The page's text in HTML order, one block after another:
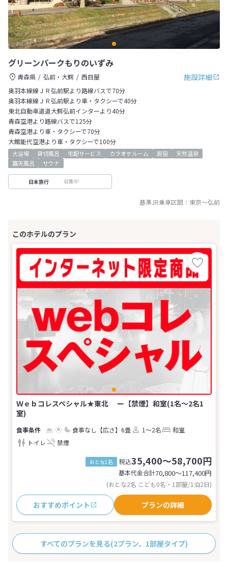
グリーンパークもりのいずみ
施設詳細
青森県 弘前・大鰐
西目屋
奥羽本線線ＪＲ弘前駅より路線バスで70分
奥羽本線線ＪＲ弘前駅より車・タクシーで40分
東北自動車道道大鰐弘前インターより40分
青森空港より路線バスで125分
青森空港より車・タクシーで70分
大館能代空港より車・タクシーで100分
大浴場 貸切風呂 宅配サービス カラオケルーム 民宿
天然温泉
露天風呂
サウナ
日本旅行 収集中
基準JR乗車区間： 東京～弘前
Ｗｅｂコレスペシャル★東北 ー【禁煙】和室(1名～2名1
室)
食事なし 【広さ】6畳 1～2名
和室
トイレ
禁煙
おとな1名 税込35,400～58,700円
基本代金合計70,800〜117,400円
(おとな2名 こども0名・1部屋/1泊2日)
おすすめポイント プランの詳細
すべてのプランを見る(2プラン、1部屋タイプ)